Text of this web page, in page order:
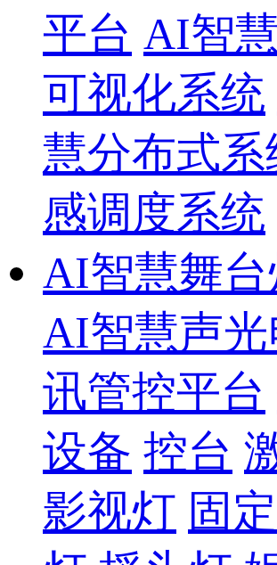
平台 AI智
可视化系统
慧分布式系
感调度系统
AI智慧舞台
AI智慧声
讯管控平台
设备 控台
影视灯 固